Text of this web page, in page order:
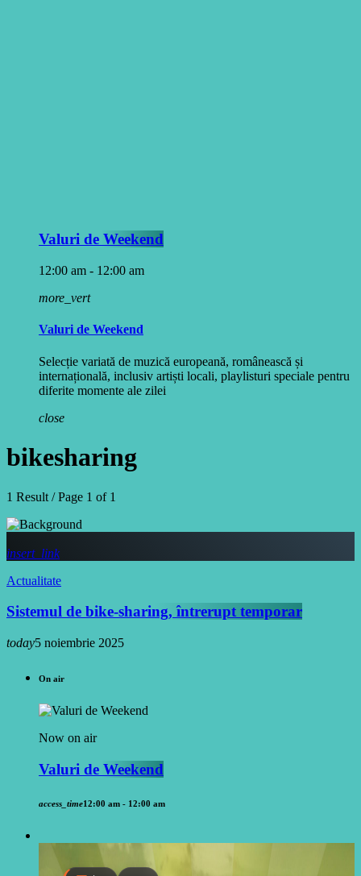
Valuri de Weekend
12:00 am - 12:00 am
more_vert
Valuri de Weekend
Selecție variată de muzică europeană, românească și
internațională, inclusiv artiști locali, playlisturi speciale pentru
diferite momente ale zilei
close
bikesharing
1 Result / Page 1 of 1
insert_link
Actualitate
Sistemul de bike-sharing, întrerupt temporar
today5 noiembrie 2025
On air
Now on air
Valuri de Weekend
access_time12:00 am - 12:00 am